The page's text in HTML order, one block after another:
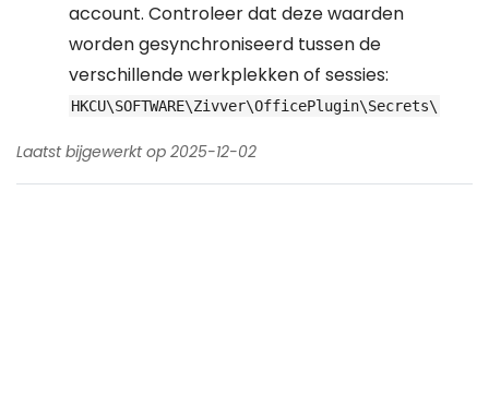
account. Controleer dat deze waarden
worden gesynchroniseerd tussen de
verschillende werkplekken of sessies:
HKCU\SOFTWARE\Zivver\OfficePlugin\Secrets\
Laatst bijgewerkt op 2025-12-02